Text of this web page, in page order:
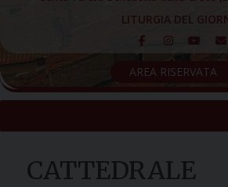
LITURGIA DEL
AREA RISERVATA
CATTEDRALE